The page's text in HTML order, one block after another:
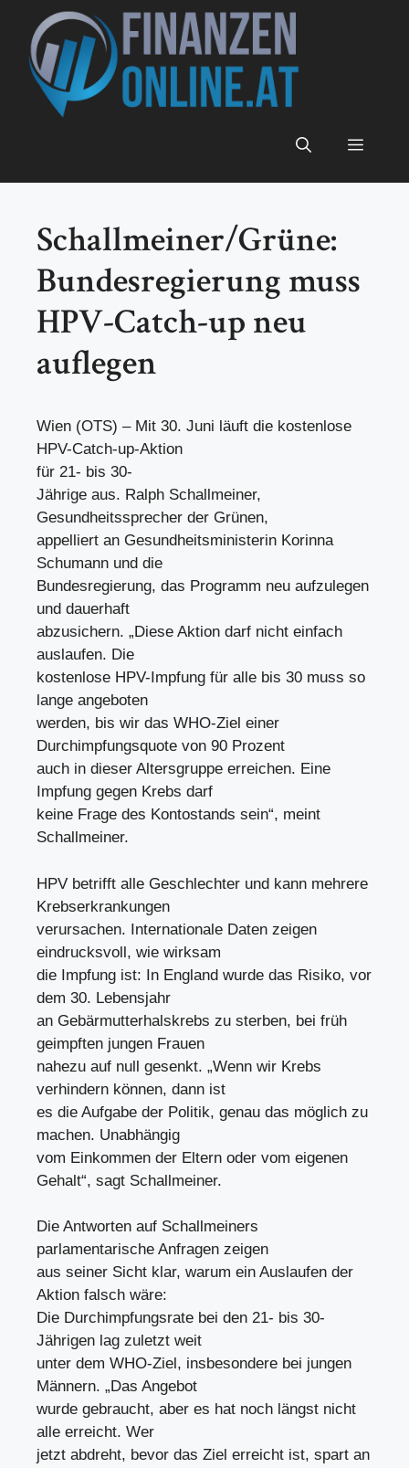
Inhalt
springen
Menü
Schallmeiner/Grüne:
Bundesregierung muss
HPV-Catch-up neu
auflegen
Wien (OTS) – Mit 30. Juni läuft die kostenlose
HPV-Catch-up-Aktion
für 21- bis 30-
Jährige aus. Ralph Schallmeiner,
Gesundheitssprecher der Grünen,
appelliert an Gesundheitsministerin Korinna
Schumann und die
Bundesregierung, das Programm neu aufzulegen
und dauerhaft
abzusichern. „Diese Aktion darf nicht einfach
auslaufen. Die
kostenlose HPV-Impfung für alle bis 30 muss so
lange angeboten
werden, bis wir das WHO-Ziel einer
Durchimpfungsquote von 90 Prozent
auch in dieser Altersgruppe erreichen. Eine
Impfung gegen Krebs darf
keine Frage des Kontostands sein“, meint
Schallmeiner.
HPV betrifft alle Geschlechter und kann mehrere
Krebserkrankungen
verursachen. Internationale Daten zeigen
eindrucksvoll, wie wirksam
die Impfung ist: In England wurde das Risiko, vor
dem 30. Lebensjahr
an Gebärmutterhalskrebs zu sterben, bei früh
geimpften jungen Frauen
nahezu auf null gesenkt. „Wenn wir Krebs
verhindern können, dann ist
es die Aufgabe der Politik, genau das möglich zu
machen. Unabhängig
vom Einkommen der Eltern oder vom eigenen
Gehalt“, sagt Schallmeiner.
Die Antworten auf Schallmeiners
parlamentarische Anfragen zeigen
aus seiner Sicht klar, warum ein Auslaufen der
Aktion falsch wäre:
Die Durchimpfungsrate bei den 21- bis 30-
Jährigen lag zuletzt weit
unter dem WHO-Ziel, insbesondere bei jungen
Männern. „Das Angebot
wurde gebraucht, aber es hat noch längst nicht
alle erreicht. Wer
jetzt abdreht, bevor das Ziel erreicht ist, spart an